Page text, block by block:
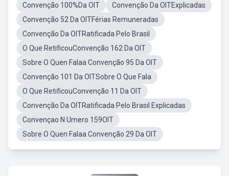
Convenção 100%Da OIT
Convenção Da OITExplicadas
Convenção 52 Da OITFérias Remuneradas
Convenção Da OITRatificada Pelo Brasil
O Que RetificouConvenção 162 Da OIT
Sobre O Quen Falaa Convenção 95 Da OIT
Convenção 101 Da OITSobre O Que Fala
O Que RetificouConvenção 11 Da OIT
Convenção Da OITRatificada Pelo Brasil Explicadas
Convençao N Umero 159OIT
Sobre O Quen Falaa Convenção 29 Da OIT